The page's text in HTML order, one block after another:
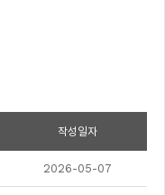
작성일자
2026-05-07